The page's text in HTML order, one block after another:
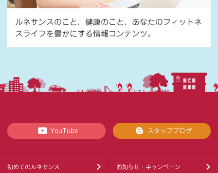
ルネサンスのこと、健康のこと、あなたのフィットネ
スライフを豊かにする情報コンテンツ。
YouTube スタッフブログ
初めてのルネサンス お知らせ・キャンペーン